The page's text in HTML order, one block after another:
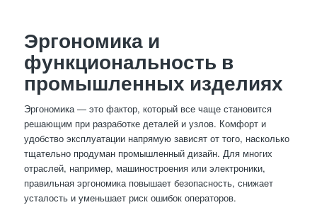
Эргономика и
функциональность в
промышленных изделиях
Эргономика — это фактор, который все чаще становится
решающим при разработке деталей и узлов. Комфорт и
удобство эксплуатации напрямую зависят от того, насколько
тщательно продуман промышленный дизайн. Для многих
отраслей, например, машиностроения или электроники,
правильная эргономика повышает безопасность, снижает
усталость и уменьшает риск ошибок операторов.